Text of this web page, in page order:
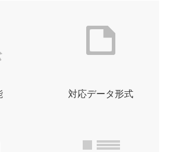
対応データ形式